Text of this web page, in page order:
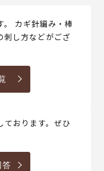
。 カギ針編み・棒
刺し方などがござ
ております。ぜひ
答